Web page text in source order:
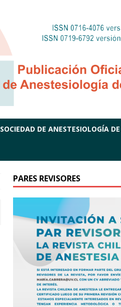
SOCIEDAD DE ANESTESIOLOGÍA
PARES REVISORES